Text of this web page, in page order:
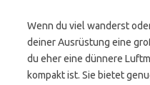
Wenn du viel wanderst
deiner Ausrüstung eine
du eher eine dünnere
kompakt ist. Sie bietet